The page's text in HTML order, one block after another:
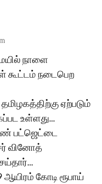
நாளை
கூட்டம் நடைபெற
ஏற்படும்
உள்ளது...
பட்ஜெட்டை
வினோத்
கோடி ரூபாய்